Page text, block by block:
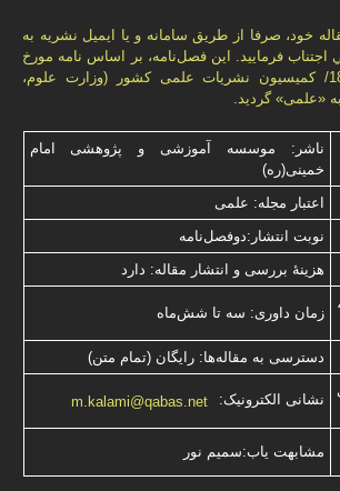
خود، صرفا از طريق سامانه و يا ايميل نشريه به
اجتناب فرماييد. اين فصل‌نامه، بر اساس نامه مورخ
1392/09/20 به شماره 528019 / 18/3/ كميسيون نشريات علمی كشور (وزارت علوم،
ناشر: موسسه آموزشی و پژوهشی امام
خمینی(ره)
اعتبار مجله: علمی
نوبت انتشار:دوفصل‌نامه
هزینۀ بررسی و انتشار مقاله: دارد
زمان داوری: سه تا شش‌ماه
دسترسی به مقاله‌ها: رایگان (تمام متن)
نشانی الکترونیک: m.kalami@qabas.net
مشابهت ياب:سميم نور